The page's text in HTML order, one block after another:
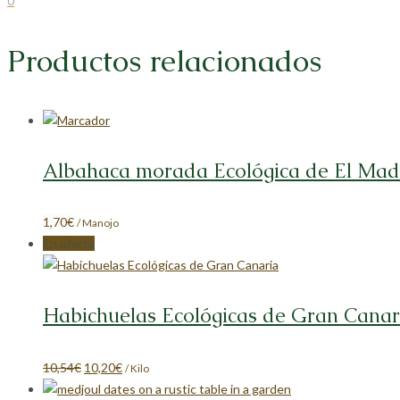
Productos relacionados
Albahaca morada Ecológica de El
1,70€ / Manojo
En oferta
Habichuelas Ecológicas de Gran
10,54€ El
precio
10,20€El
precio
/ Kilo